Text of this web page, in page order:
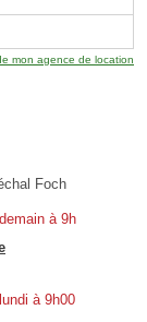
mon agence de location
Foch
à 9h
à 9h00